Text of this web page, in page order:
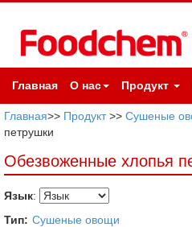
Главная О нас Продукт
Главная>> Продукт>> Сушеные
петрушки
Обезвоженные хлопья
Язык:
Тип: Сушеные овощи